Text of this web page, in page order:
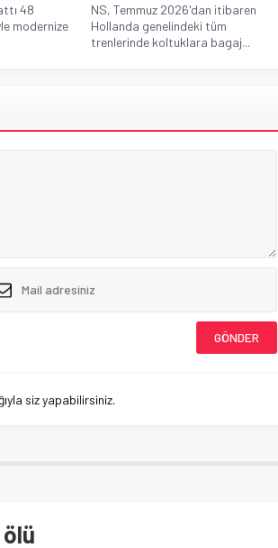
48
modernize
NS, Temmuz 2026'dan itibaren
Hollanda genelindeki tüm
trenlerinde koltuklara bagaj...
siz yapabilirsiniz.